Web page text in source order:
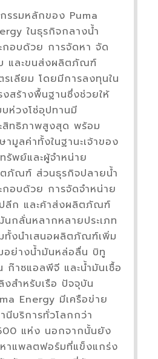
รรมหลักของ Puma
ในธุรกิจกลางน้ำ
กอบด้วย การจัดหา จัด
และขนส่งผลิตภัณฑ์
รเลียม โดยมีการลงทุนใน
งสร้างพื้นฐานซึ่งช่วยให้
บห่วงโซ่อุปทานมี
สิทธิภาพสูงสุด พร้อม
ามูลค่าทั้งในฐานะเจ้าของ
รัพย์และผู้จำหน่าย
ภัณฑ์ ส่วนธุรกิจปลายน้ำ
กอบด้วย การจัดจำหน่าย
ลีก และค้าส่งผลิตภัณฑ์
นกลั่นหลากหลายประเภท
ทั้งนำเสนอผลิตภัณฑ์เพิ่ม
อย่างน้ำมันหล่อลื่น บิทู
ก๊าซแอลพีจี และน้ำมันเชื้อ
งสำหรับเรือ ปัจจุบัน
Energy มีเครือข่าย
นีบริการทั่วโลกกว่า
แห่ง นอกจากนั้นยัง
าแพลตฟอร์มที่แข็งแกร่ง